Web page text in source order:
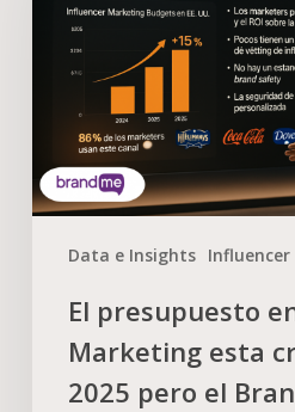
Data e Insights
El presupuesto
Marketing esta
2025 pero el